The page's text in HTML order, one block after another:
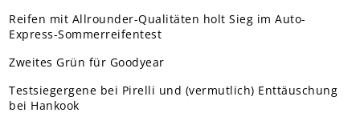
Reifen mit Allrounder-Qualitäten holt Sieg im Auto-
Express-Sommerreifentest
Zweites Grün für Goodyear
Testsiegergene bei Pirelli und (vermutlich) Enttäuschung
bei Hankook